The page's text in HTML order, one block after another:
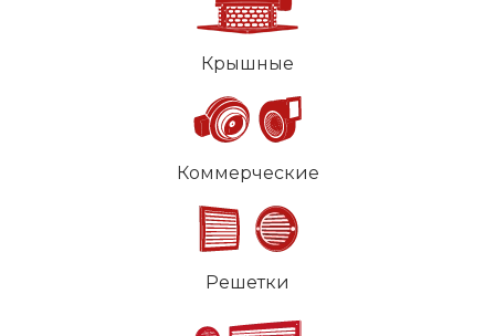
Крышные
Коммерческие
Решетки